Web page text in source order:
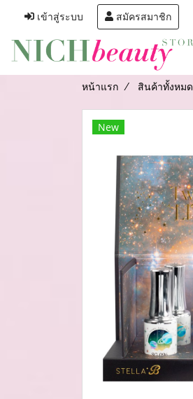
เข้าสู่ระบบ สมัครสมาชิก
หน้าแรก สินค้าทั้งหมด
New